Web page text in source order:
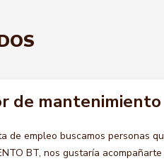
de
de empleo buscamos personas
BT, nos gustaría